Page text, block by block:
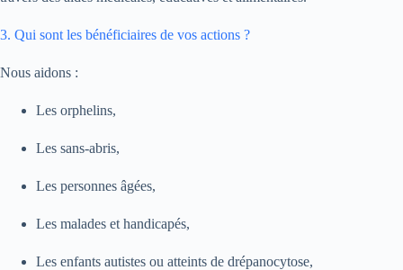
3. Qui sont les bénéficiaires de vos actions ?
Nous aidons :
Les orphelins,
Les sans-abris,
Les personnes âgées,
Les malades et handicapés,
Les enfants autistes ou atteints de drépanocytose,